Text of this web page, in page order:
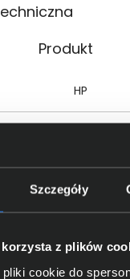
Szczegóły
z plików
cookie do
Produkt
HP
Parametry
tonera do 2000